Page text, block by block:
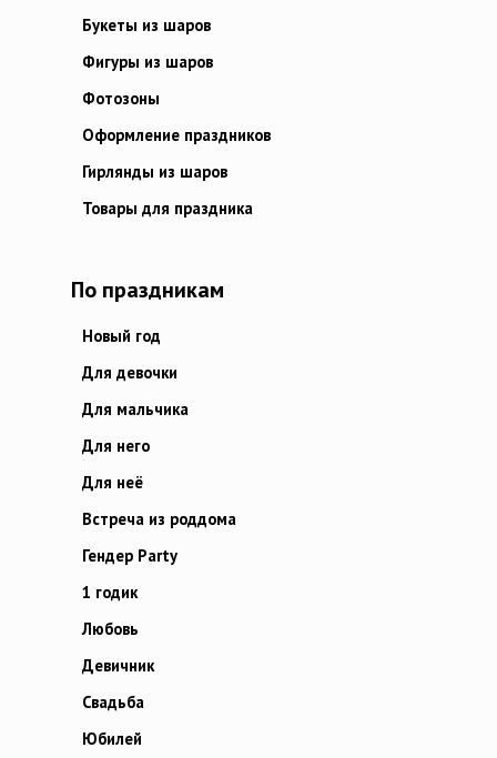
Букеты из шаров
Фигуры из шаров
Фотозоны
Оформление праздников
Гирлянды из шаров
Товары для праздника
По праздникам
Новый год
Для девочки
Для мальчика
Для него
Для неё
Встреча из роддома
Гендер Party
1 годик
Любовь
Девичник
Свадьба
Юбилей